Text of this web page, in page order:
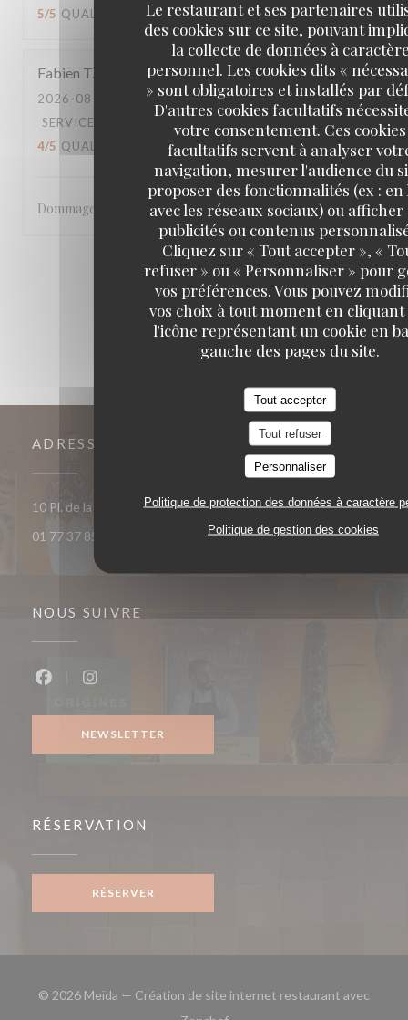
Le restaurant et ses partenaires
des cookies sur ce site, pouvant
la collecte de données à
personnel. Les cookies dits «
» sont obligatoires et installés par
D'autres cookies facultatifs
votre consentement. Ces cookies
facultatifs servent à analyser
navigation, mesurer l'audience du
proposer des fonctionnalités (ex : en
avec les réseaux sociaux) ou afficher
publicités ou contenus
Cliquez sur « Tout accepter », «
refuser » ou « Personnaliser » pour
vos préférences. Vous pouvez
vos choix à tout moment en
l'icône représentant un cookie en
gauche des pages du site.
Tout accepter
Tout refuser
Personnaliser
Politique de protection des données à caractère
Politique de gestion des cookies
5/5 QUALITÉ / PRIX: 4/5
Fabien T
2026-08-02
- 21:00 - COUVERTS 2
SERVICE
AMBIANCE CUISINE
4/5 QUALITÉ / PRIX 4/5
Dommage pour la fin de service
1 2 3
ADRESSE
10 Pl. de la République 93400 Saint-Ouen-sur-Seine((ouvre une
01 77 37 85 33
NOUS SUIVRE
NEWSLETTER
RÉSERVATION
RÉSERVER
© 2026 Meïda — Création de site internet restaurant avec